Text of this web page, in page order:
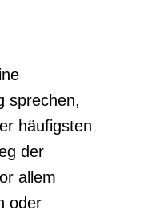
sprechen,
häufigsten
der
allem
oder